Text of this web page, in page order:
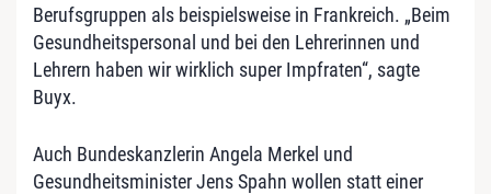
Berufsgruppen als beispielsweise in Frankreich. „Beim
Gesundheitspersonal und bei den Lehrerinnen und
Lehrern haben wir wirklich super Impfraten“, sagte
Buyx.
Auch Bundeskanzlerin Angela Merkel und
Gesundheitsminister Jens Spahn wollen statt einer